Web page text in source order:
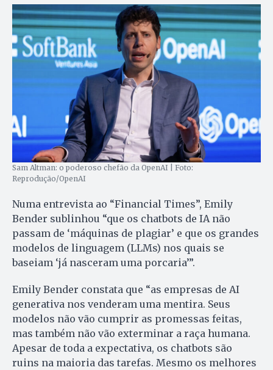
Sam Altman: o poderoso chefão da OpenAI | Foto:
Reprodução/OpenAI
Numa entrevista ao “Financial Times”, Emily
Bender sublinhou “que os chatbots de IA não
passam de ‘máquinas de plagiar’ e que os grandes
modelos de linguagem (LLMs) nos quais se
baseiam ‘já nasceram uma porcaria’”.
Emily Bender constata que “as empresas de AI
generativa nos venderam uma mentira. Seus
modelos não vão cumprir as promessas feitas,
mas também não vão exterminar a raça humana.
Apesar de toda a expectativa, os chatbots são
ruins na maioria das tarefas. Mesmo os melhores